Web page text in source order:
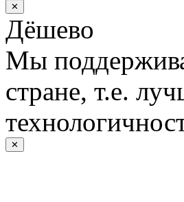
✕
Дёшево
Мы
стране, т.е.
✕